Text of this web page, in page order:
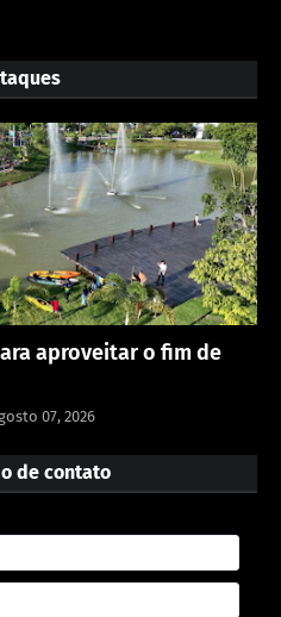
aproveitar o fim de
07, 2026
de contato